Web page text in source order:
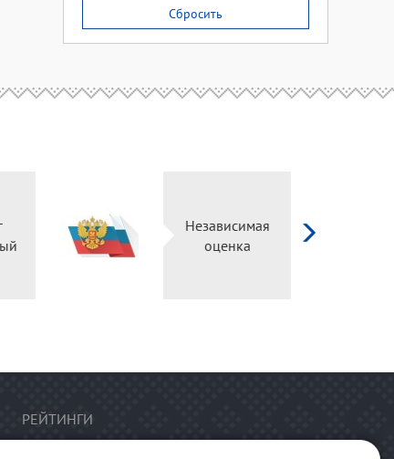
Сбросить
Независимая
оценка
РЕЙТИНГИ